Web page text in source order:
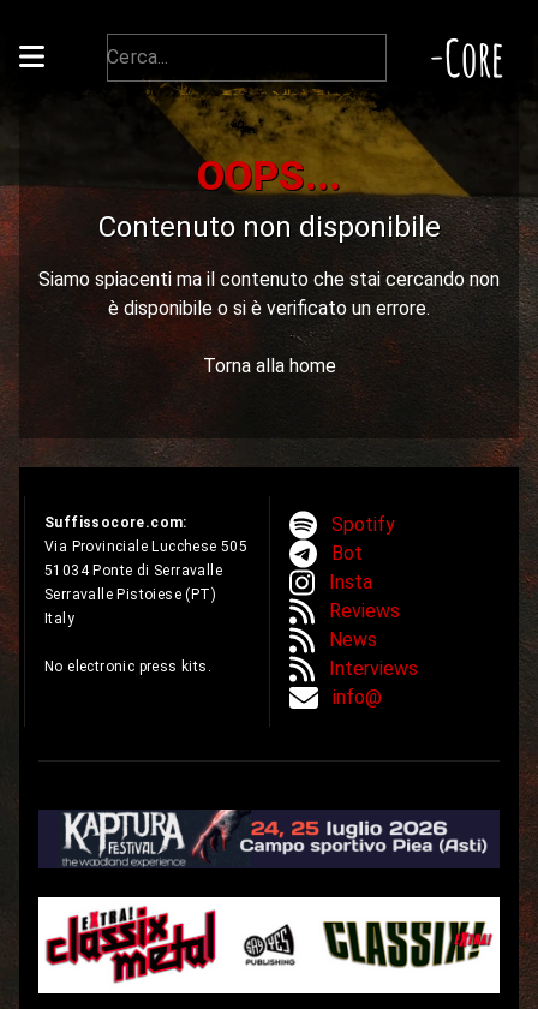
-Core
OOPS...
Contenuto non disponibile
Siamo spiacenti ma il contenuto che stai cercando non
è disponibile o si è verificato un errore.
Torna alla home
Suffissocore.com:
Via Provinciale Lucchese 505
51034 Ponte di Serravalle
Serravalle Pistoiese (PT)
Italy
No electronic press kits.
Spotify
Bot
Insta
Reviews
News
Interviews
info@